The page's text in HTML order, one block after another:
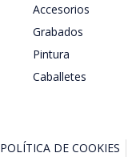
Accesorios
Grabados
Pintura
Caballetes
POLÍTICA DE COOKIES